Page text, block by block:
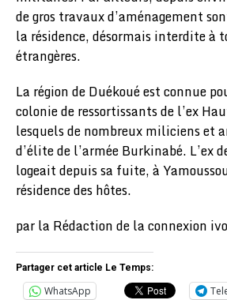
de gros travaux d’aménagement
la résidence, désormais interdite à
étrangères.
La région de Duékoué est connue
colonie de ressortissants de l’ex
lesquels de nombreux miliciens et
d’élite de l’armée Burkinabé. L’ex
logeait depuis sa fuite, à
résidence des hôtes.
par la Rédaction de la connexion
Partager cet article Le Temps:
WhatsApp